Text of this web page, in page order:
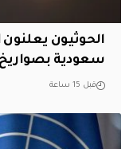
الحوثيون
سعودية بصواريخ
قبل 15 ساعة